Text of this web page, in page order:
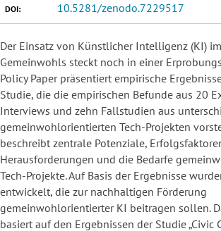
DOI: 10.5281/zenodo.7229517
Der Einsatz von Künstlicher Intelligenz (KI)
Gemeinwohls steckt noch in einer
Policy Paper präsentiert empirische
Studie, die die empirischen Befunde aus 20
Interviews und zehn Fallstudien aus
gemeinwohlorientierten Tech-Projekten
beschreibt zentrale Potenziale,
Herausforderungen und die Bedarfe
Tech-Projekte. Auf Basis der Ergebnisse
entwickelt, die zur nachhaltigen Förderung
gemeinwohlorientierter KI beitragen sollen.
basiert auf den Ergebnissen der Studie „Civic